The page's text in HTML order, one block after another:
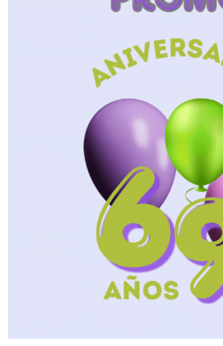
Celulares
Outlet
Mis pedidos
Atención